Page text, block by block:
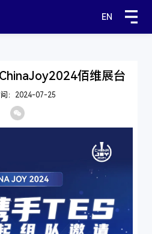
EN
佰维展台
：2024-07-25